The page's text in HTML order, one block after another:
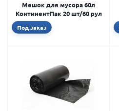
Мешок для мусора 60л
КонтинентПак 20 шт/60 рул
Под заказ